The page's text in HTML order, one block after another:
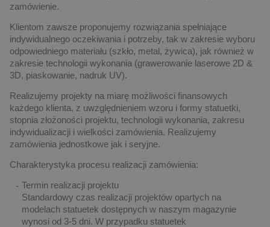
zamówienie.
Klientom zawsze proponujemy rozwiązania spełniające
indywidualnego oczekiwania i potrzeby, tak w zakresie wyboru
odpowiedniego materiału (szkło, metal, żywica), jak również w
zakresie technologii wykonania (grawerowanie laserowe 2D &
3D, piaskowanie, nadruk UV).
Realizujemy projekty na miarę możliwości finansowych
każdego klienta, z uwzględnieniem wzoru i formy statuetki,
stopnia złożoności projektu, technologii wykonania, zakresu
indywidualizacji i wielkości zamówienia. Realizujemy
zamówienia jednostkowe jak i seryjne.
Charakterystyka procesu realizacji zamówienia:
Termin realizacji projektu
Standardowy czas realizacji projektów opartych na
modelach statuetek dostępnych w naszym magazynie
wynosi od 3-5 dni. W przypadku statuetek